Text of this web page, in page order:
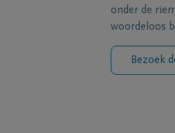
onder de
woordeloos
Bezoek